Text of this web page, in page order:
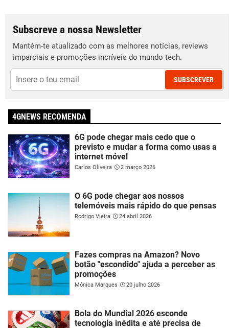
Subscreve a nossa Newsletter
Mantém-te atualizado com as melhores notícias, reviews
imparciais e promoções incríveis do mundo tech.
SUBSCREVER
4GNEWS RECOMENDA
6G pode chegar mais cedo que o
previsto e mudar a forma como usas a
internet móvel
Carlos Oliveira 2 março 2026
O 6G pode chegar aos nossos
telemóveis mais rápido do que pensas
Rodrigo Vieira 24 abril 2026
Fazes compras na Amazon? Novo
botão "escondido" ajuda a perceber as
promoções
Mónica Marques 20 julho 2026
Bola do Mundial 2026 esconde
tecnologia inédita e até precisa de